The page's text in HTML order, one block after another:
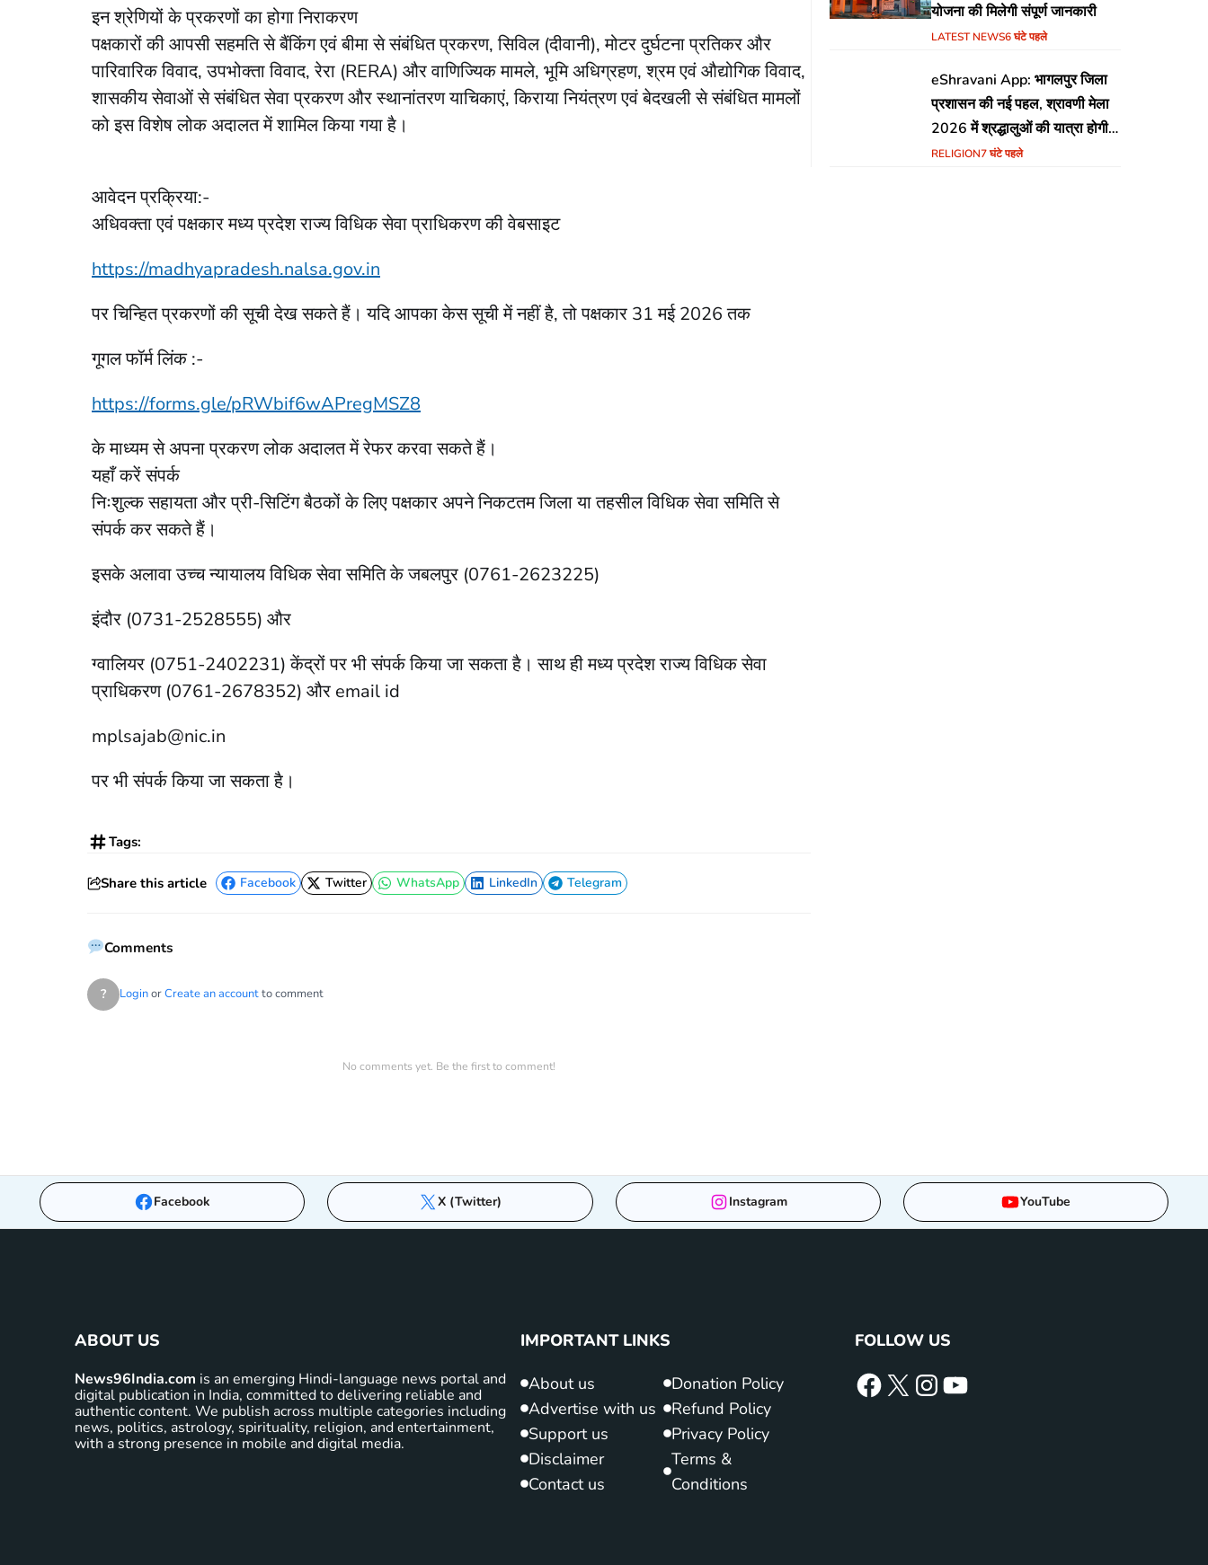
इन श्रेणियों के प्रकरणों का होगा निराकरण
पक्षकारों की आपसी सहमति से बैंकिंग एवं बीमा से संबंधित प्रकरण, सिविल (दीवानी), मोटर दुर्घटना प्रतिकर और
पारिवारिक विवाद, उपभोक्ता विवाद, रेरा (RERA) और वाणिज्यिक मामले, भूमि अधिग्रहण, श्रम एवं औद्योगिक विवाद,
शासकीय सेवाओं से संबंधित सेवा प्रकरण और स्थानांतरण याचिकाएं, किराया नियंत्रण एवं बेदखली से संबंधित मामलों
को इस विशेष लोक अदालत में शामिल किया गया है।
आवेदन प्रक्रिया:-
अधिवक्‍ता एवं पक्षकार मध्य प्रदेश राज्य विधिक सेवा प्राधिकरण की वेबसाइट
https://madhyapradesh.nalsa.gov.in
पर चिन्हित प्रकरणों की सूची देख सकते हैं। यदि आपका केस सूची में नहीं है, तो पक्षकार 31 मई 2026 तक
गूगल फॉर्म लिंक :-
https://forms.gle/pRWbif6wAPregMSZ8
के माध्यम से अपना प्रकरण लोक अदालत में रेफर करवा सकते हैं।
यहाँ करें संपर्क
निःशुल्क सहायता और प्री-सिटिंग बैठकों के लिए पक्षकार अपने निकटतम जिला या तहसील विधिक सेवा समिति से
संपर्क कर सकते हैं।
इसके अलावा उच्च न्यायालय विधिक सेवा समिति के जबलपुर (0761-2623225)
इंदौर (0731-2528555) और
ग्वालियर (0751-2402231) केंद्रों पर भी संपर्क किया जा सकता है। साथ ही मध्‍य प्रदेश राज्‍य विधिक सेवा
प्राधिकरण (0761-2678352) और email id
mplsajab@nic.in
पर भी संपर्क किया जा सकता है।
Tags:
Share this article
Facebook
Facebook
Twitter
Twitter
WhatsApp
WhatsApp
LinkedIn
LinkedIn
Telegram
Telegram
Comments
? LoginorCreate an accountto comment
No comments yet. Be the first to comment!
योजना की मिलेगी संपूर्ण जानकारी
LATEST NEWS6 घंटे पहले
eShravani App: भागलपुर जिला
प्रशासन की नई पहल, श्रावणी मेला
2026 में श्रद्धालुओं की यात्रा होगी
सुरक्षित और सुगम
RELIGION7 घंटे पहले
Facebook X (Twitter) Instagram YouTube
ABOUT US
News96India.com is an emerging Hindi-language news portal and
digital publication in India, committed to delivering reliable and
authentic content. We publish across multiple categories including
news, politics, astrology, spirituality, religion, and entertainment,
with a strong presence in mobile and digital media.
IMPORTANT LINKS
About us
Advertise with us
Support us
Disclaimer
Contact us
Donation Policy
Refund Policy
Privacy Policy
Terms &
Conditions
FOLLOW US